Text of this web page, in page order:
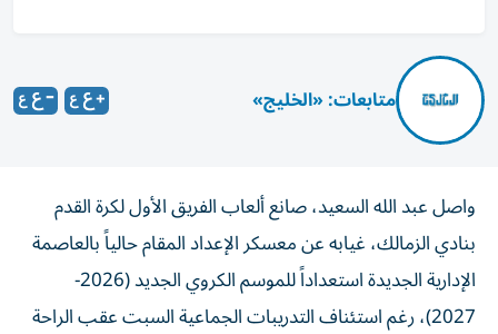
متابعات: «الخليج»
واصل عبد الله السعيد، صانع ألعاب الفريق الأول لكرة القدم
بنادي الزمالك، غيابه عن معسكر الإعداد المقام حالياً بالعاصمة
الإدارية الجديدة استعداداً للموسم الكروي الجديد (2026-
2027)، رغم استئناف التدريبات الجماعية السبت عقب الراحة